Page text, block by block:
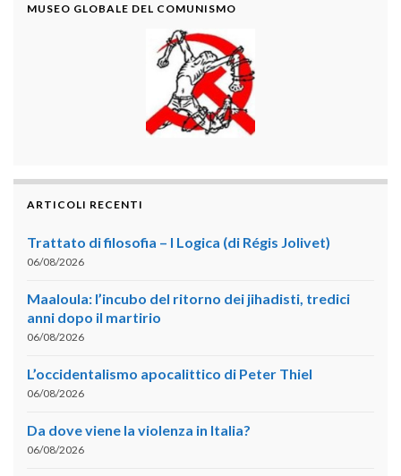
MUSEO GLOBALE DEL COMUNISMO
ARTICOLI RECENTI
Trattato di filosofia – I Logica (di Régis Jolivet)
06/08/2026
Maaloula: l’incubo del ritorno dei jihadisti, tredici
anni dopo il martirio
06/08/2026
L’occidentalismo apocalittico di Peter Thiel
06/08/2026
Da dove viene la violenza in Italia?
06/08/2026